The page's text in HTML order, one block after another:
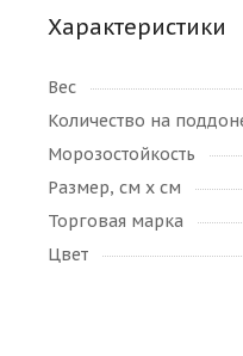
Характеристики
Вес
Количество на
Морозостойкость
Размер, см х см
Торговая марка
Цвет